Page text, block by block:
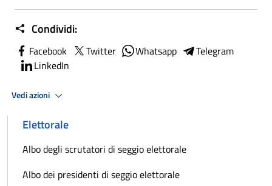
Condividi:
Facebook Twitter Whatsapp
Telegram
LinkedIn
Vedi azioni
Elettorale
Albo degli scrutatori di seggio elettorale
Albo dei presidenti di seggio elettorale